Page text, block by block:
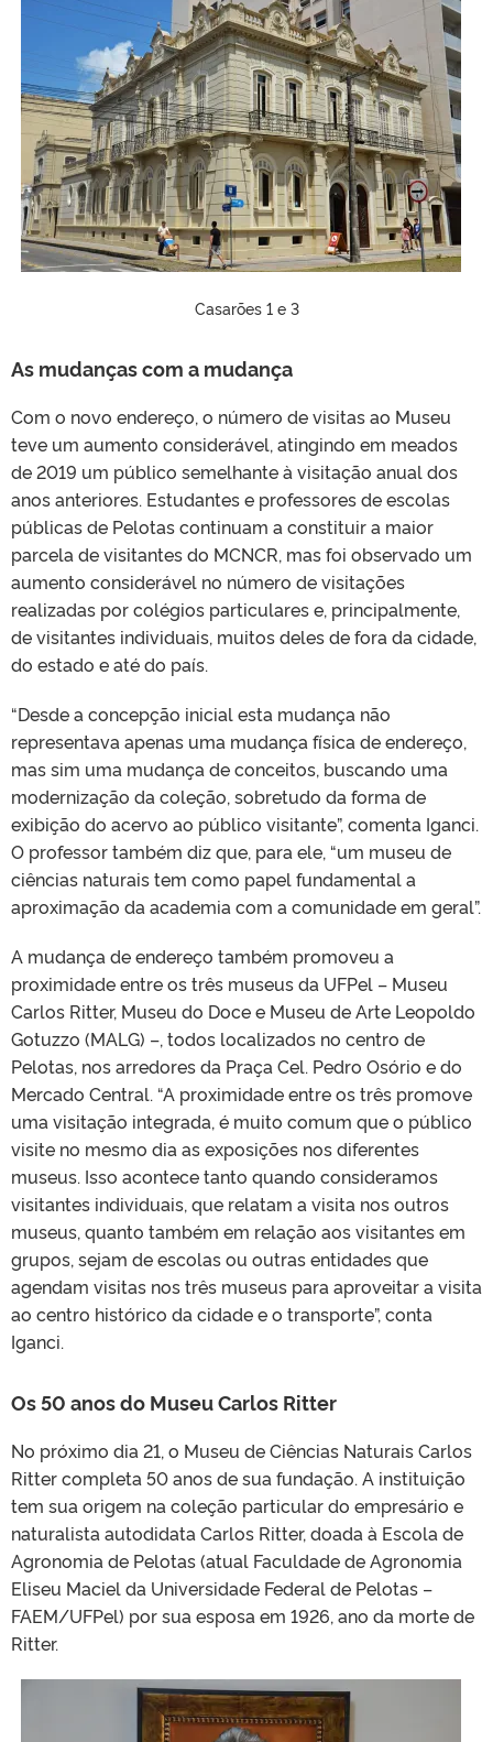
Casarões 1 e 3
As mudanças com a mudança
Com o novo endereço, o número de visitas ao Museu
teve um aumento considerável, atingindo em meados
de 2019 um público semelhante à visitação anual dos
anos anteriores. Estudantes e professores de escolas
públicas de Pelotas continuam a constituir a maior
parcela de visitantes do MCNCR, mas foi observado um
aumento considerável no número de visitações
realizadas por colégios particulares e, principalmente,
de visitantes individuais, muitos deles de fora da cidade,
do estado e até do país.
“Desde a concepção inicial esta mudança não
representava apenas uma mudança física de endereço,
mas sim uma mudança de conceitos, buscando uma
modernização da coleção, sobretudo da forma de
exibição do acervo ao público visitante”, comenta Iganci.
O professor também diz que, para ele, “um museu de
ciências naturais tem como papel fundamental a
aproximação da academia com a comunidade em geral”.
A mudança de endereço também promoveu a
proximidade entre os três museus da UFPel – Museu
Carlos Ritter, Museu do Doce e Museu de Arte Leopoldo
Gotuzzo (MALG) –, todos localizados no centro de
Pelotas, nos arredores da Praça Cel. Pedro Osório e do
Mercado Central. “A proximidade entre os três promove
uma visitação integrada, é muito comum que o público
visite no mesmo dia as exposições nos diferentes
museus. Isso acontece tanto quando consideramos
visitantes individuais, que relatam a visita nos outros
museus, quanto também em relação aos visitantes em
grupos, sejam de escolas ou outras entidades que
agendam visitas nos três museus para aproveitar a visita
ao centro histórico da cidade e o transporte”, conta
Iganci.
Os 50 anos do Museu Carlos Ritter
No próximo dia 21, o Museu de Ciências Naturais Carlos
Ritter completa 50 anos de sua fundação. A instituição
tem sua origem na coleção particular do empresário e
naturalista autodidata Carlos Ritter, doada à Escola de
Agronomia de Pelotas (atual Faculdade de Agronomia
Eliseu Maciel da Universidade Federal de Pelotas –
FAEM/UFPel) por sua esposa em 1926, ano da morte de
Ritter.